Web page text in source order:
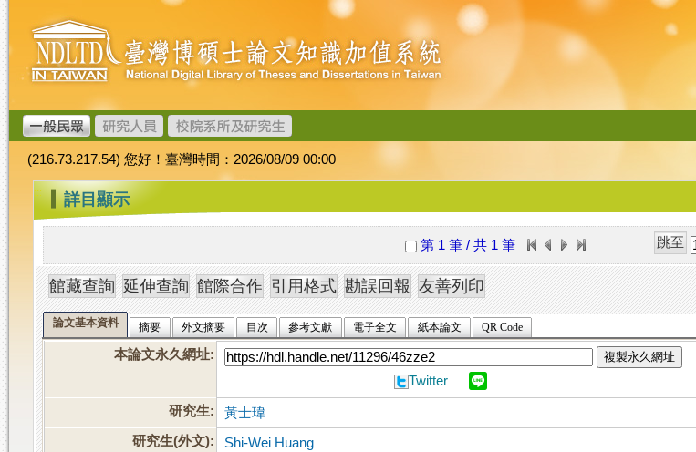
跳
到
主
要
內
容
臺
灣
博
碩
士
論
文
加
值
系
統
(216.73.217.54) 您好！臺灣時間：2026/08/09 00:00
::: 詳目顯示
第 1 筆 / 共 1 筆
論文基本資料 摘要 外文摘要 目次 參考文獻 電子全文 紙本論文 QR Code
本論文永久網址: 複製永久網址
Twitter
研究生:
黃士瑋
研究生(外文):
Shi-Wei Huang